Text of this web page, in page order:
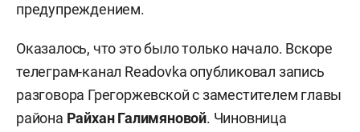
предупреждением.
Оказалось, что это было только начало. Вскоре
телеграм-канал Readovka опубликовал запись
разговора Грегоржевской с заместителем главы
района Райхан Галимяновой. Чиновница